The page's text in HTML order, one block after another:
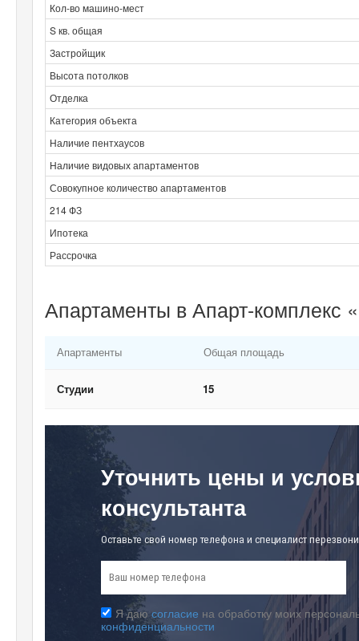
Кол-во машино-мест
S кв. общая
Застройщик
Высота потолков
Отделка
Категория объекта
Наличие пентхаусов
Наличие видовых апартаментов
Совокупное количество апартаментов
214 ФЗ
Ипотека
Рассрочка
Апартаменты в Апарт-комплекс
Апартаменты Общая площадь
Студии 15
Уточнить цены и
консультанта
Оставьте свой номер телефона и специалист
Я даюсогласие на обработку моих
конфиденциальности